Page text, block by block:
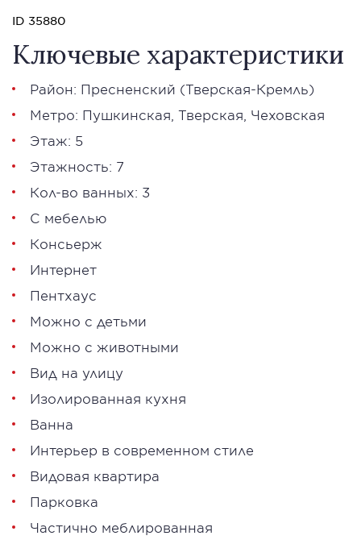
ID 35880
Ключевые характеристики
Район: Пресненский (Тверская-Кремль)
Метро: Пушкинская Тверская Чеховская
Этаж: 5
Этажность: 7
Кол-во ванных: 3
С мебелью
Консьерж
Интернет
Пентхаус
Можно с детьми
Можно с животными
Вид на улицу
Изолированная кухня
Ванна
Интерьер в современном стиле
Видовая квартира
Парковка
Частично меблированная